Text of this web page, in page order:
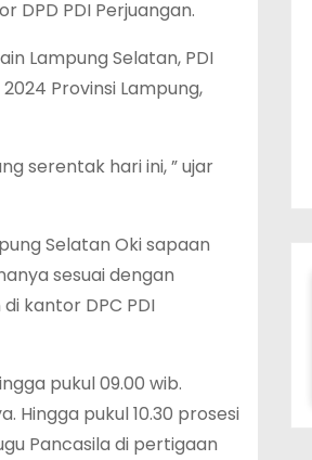
DPD PDI Perjuangan.
Lampung Selatan, PDI
Provinsi Lampung,
serentak hari ini, ” ujar
Selatan Oki sapaan
sesuai dengan
kantor DPC PDI
pukul 09.00 wib.
Hingga pukul 10.30 prosesi
Pancasila di pertigaan